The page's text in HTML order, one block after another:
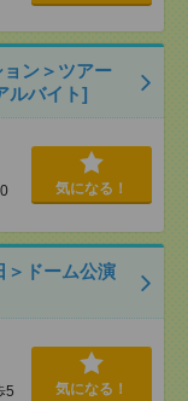
ン＞ツアー
ルバイト]
気になる！
＞ドーム公演
5
気になる！